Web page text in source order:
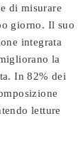
di misurare
giorno. Il suo
integrata
la
In 82% dei
letture